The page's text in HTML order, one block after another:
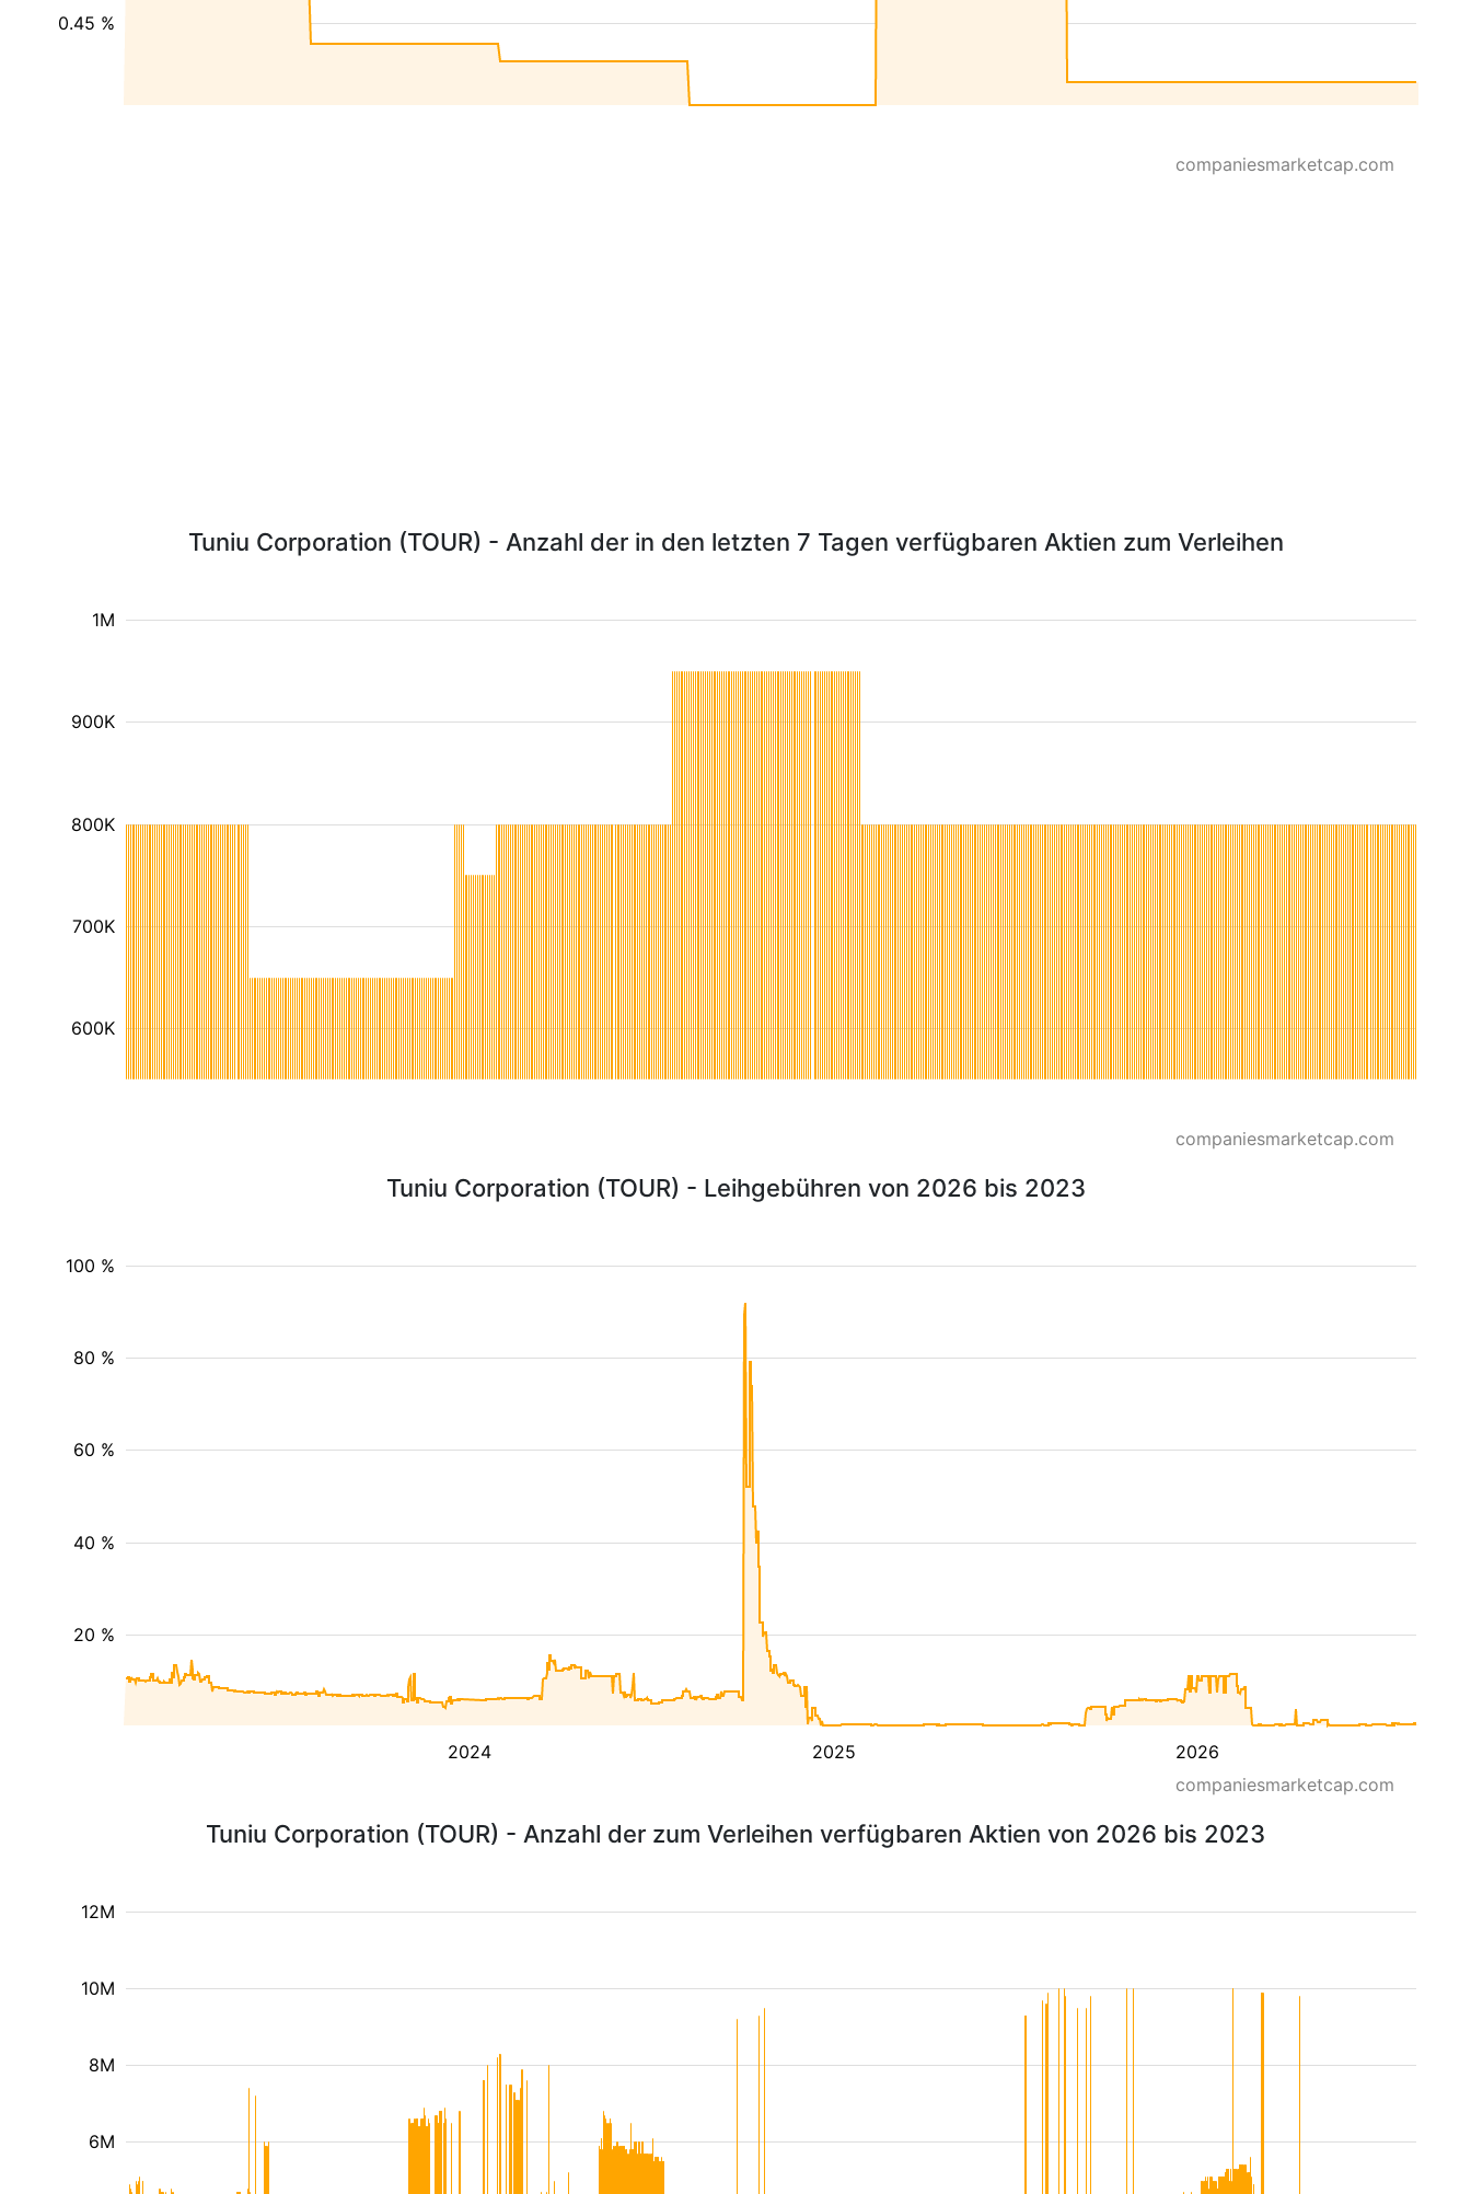
0.45 %
companiesmarketcap.com
Tuniu Corporation (TOUR) - Anzahl der in den letzten 7 Tagen verfügbaren Aktien zum Verleihen
600K
700K
800K
900K
1M
companiesmarketcap.com
Tuniu Corporation (TOUR) - Leihgebühren von 2026 bis 2023
2024 2025 2026
20 %
40 %
60 %
80 %
100 %
companiesmarketcap.com
Tuniu Corporation (TOUR) - Anzahl der zum Verleihen verfügbaren Aktien von 2026 bis 2023
6M
8M
10M
12M